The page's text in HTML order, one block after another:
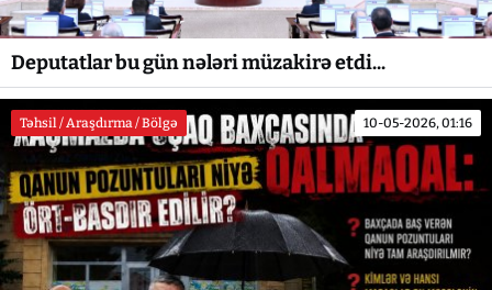
Deputatlar bu gün nələri müzakirə etdi...
Təhsil / Araşdırma / Bölgə 10-05-2026, 01:16